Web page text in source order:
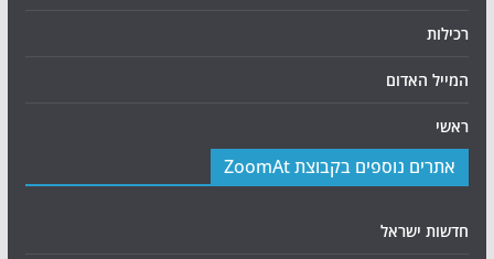
רכילות
המייל האדום
ראשי
אתרים נוספים בקבוצת ZoomAt
חדשות ישראל